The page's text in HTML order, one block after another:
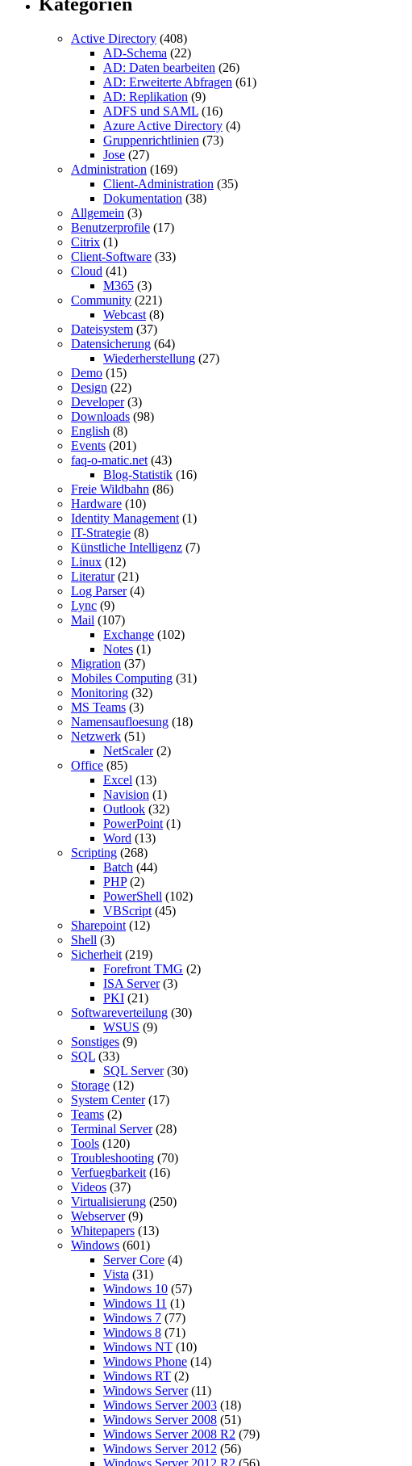
Active Directory (408)
AD-Schema (22)
AD: Daten bearbeiten (26)
AD: Erweiterte Abfragen (61)
AD: Replikation (9)
ADFS und SAML (16)
Azure Active Directory (4)
Gruppenrichtlinien (73)
Jose (27)
Administration (169)
Client-Administration (35)
Dokumentation (38)
Allgemein (3)
Benutzerprofile (17)
Citrix (1)
Client-Software (33)
Cloud (41)
M365 (3)
Community (221)
Webcast (8)
Dateisystem (37)
Datensicherung (64)
Wiederherstellung (27)
Demo (15)
Design (22)
Developer(3)
Downloads (98)
English (8)
Events (201)
faq-o-matic.net (43)
Blog-Statistik (16)
Freie Wildbahn (86)
Hardware (10)
Identity Management (1)
IT-Strategie (8)
Künstliche Intelligenz (7)
Linux (12)
Literatur(21)
Log Parser(4)
Lync (9)
Mail (107)
Exchange (102)
Notes (1)
Migration (37)
Mobiles Computing (31)
Monitoring (32)
MS Teams (3)
Namensaufloesung (18)
Netzwerk (51)
NetScaler(2)
Office (85)
Excel (13)
Navision (1)
Outlook (32)
PowerPoint (1)
Word (13)
Scripting (268)
Batch (44)
PHP(2)
PowerShell (102)
VBScript (45)
Sharepoint (12)
Shell (3)
Sicherheit (219)
Forefront TMG (2)
ISA Server(3)
PKI (21)
Softwareverteilung (30)
WSUS (9)
Sonstiges (9)
SQL (33)
SQL Server(30)
Storage (12)
System Center(17)
Teams (2)
Terminal Server(28)
Tools (120)
Troubleshooting (70)
Verfuegbarkeit (16)
Videos (37)
Virtualisierung (250)
Webserver(9)
Whitepapers (13)
Windows (601)
Server Core (4)
Vista (31)
Windows 10 (57)
Windows 11 (1)
Windows 7 (77)
Windows 8 (71)
Windows NT (10)
Windows Phone (14)
Windows RT (2)
Windows Server(11)
Windows Server 2003 (18)
Windows Server 2008 (51)
Windows Server 2008 R2 (79)
Windows Server 2012 (56)
Windows Server 2012 R2 (56)